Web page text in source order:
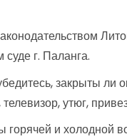
г. Паланга.
закрыты
утюг,
горячей и холодной